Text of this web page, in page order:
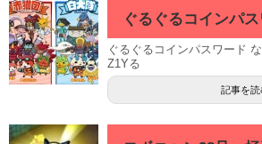
ぐるぐるコインパ
ぐるぐるコインパスワード
Z1Yる
記事を読